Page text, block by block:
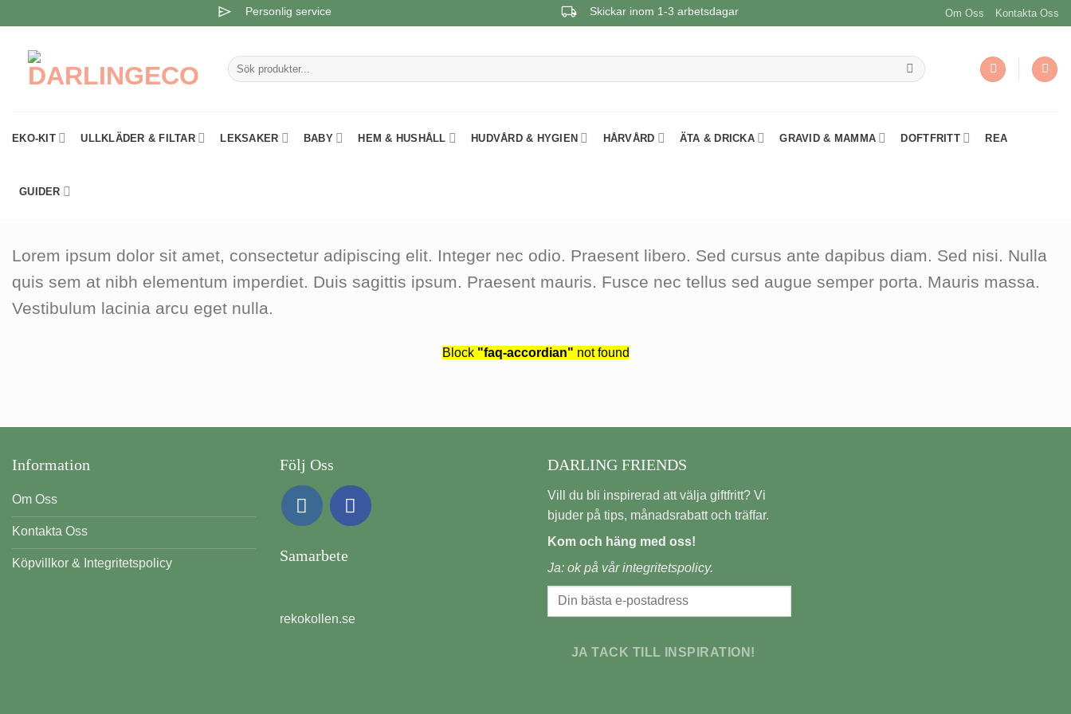
to
content
Personlig service Skickar inom 1-3 arbetsdagar Om Oss Kontakta Oss
Sök
efter:
EKO-KIT ULLKLÄDER & FILTAR LEKSAKER BABY HEM & HUSHÅLL HUDVÅRD & HYGIEN HÅRVÅRD ÄTA & DRICKA GRAVID & MAMMA DOFTFRITT REA
GUIDER
Lorem ipsum dolor sit amet, consectetur adipiscing elit. Integer nec odio. Praesent libero. Sed cursus ante dapibus diam. Sed nisi. Nulla
quis sem at nibh elementum imperdiet. Duis sagittis ipsum. Praesent mauris. Fusce nec tellus sed augue semper porta. Mauris massa.
Vestibulum lacinia arcu eget nulla.
Block "faq-accordian" not found
Information
Om Oss
Kontakta Oss
Köpvillkor & Integritetspolicy
Följ Oss
Samarbete
rekokollen.se
DARLING FRIENDS
Vill du bli inspirerad att välja giftfritt? Vi
bjuder på tips, månadsrabatt och träffar.
Kom och häng med oss!
Ja: ok på vårintegritetspolicy.
JA TACK TILL INSPIRATION!